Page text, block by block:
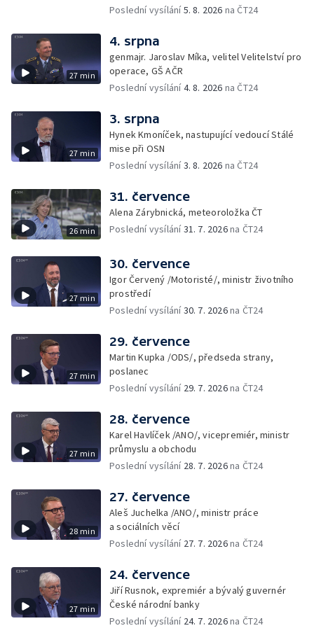
Poslední vysílání5. 8. 2026 na ČT24
27 min
4. srpna
genmajr. Jaroslav Míka, velitel Velitelství pro
operace, GŠ AČR
Poslední vysílání4. 8. 2026 na ČT24
27 min
3. srpna
Hynek Kmoníček, nastupující vedoucí Stálé
mise při OSN
Poslední vysílání3. 8. 2026 na ČT24
26 min
31. července
Alena Zárybnická, meteoroložka ČT
Poslední vysílání31. 7. 2026na ČT24
27 min
30. července
Igor Červený /Motoristé/, ministr životního
prostředí
Poslední vysílání30. 7. 2026na ČT24
27 min
29. července
Martin Kupka /ODS/, předseda strany,
poslanec
Poslední vysílání 29. 7. 2026na ČT24
27 min
28. července
Karel Havlíček /ANO/, vicepremiér, ministr
průmyslu a obchodu
Poslední vysílání 28. 7. 2026na ČT24
28 min
27. července
Aleš Juchelka /ANO/, ministr práce
a sociálních věcí
Poslední vysílání 27. 7. 2026na ČT24
27 min
24. července
Jiří Rusnok, expremiér a bývalý guvernér
České národní banky
Poslední vysílání 24. 7. 2026na ČT24